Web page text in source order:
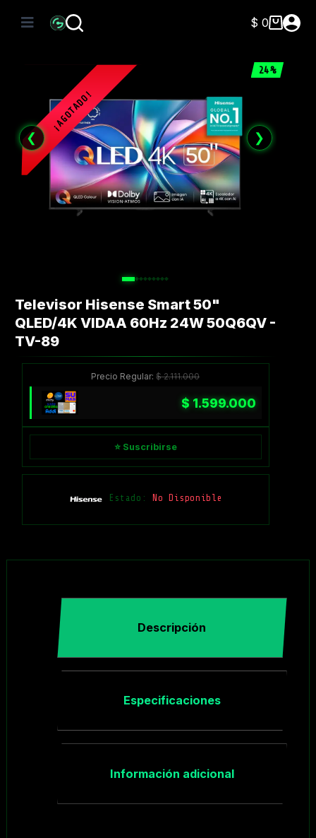
Carro
$ 0
24%
❮ ❯
Televisor Hisense Smart 50"
QLED/4K VIDAA 60Hz 24W 50Q6QV -
TV-89
Precio Regular:$2.111.000
$ 1.599.000
⭐ Suscribirse
Estado: No Disponible
Descripción
Especificaciones
Información adicional